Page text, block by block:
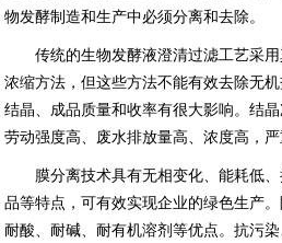
物发酵制造和生产中必须分离和去除。
传统的生物发酵液澄清过滤工艺采用
浓缩方法，但这些方法不能有效去除无
结晶、成品质量和收率有很大影响。结
劳动强度高、废水排放量高、浓度高，严
膜分离技术具有无相变化、能耗低、
品等特点，可有效实现企业的绿色生产
耐酸、耐碱、耐有机溶剂等优点。抗污